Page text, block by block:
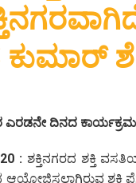
ರ ಎರಡನೇ ದಿನದ
:ಶಕ್ತಿನಗರದ ಶಕ್ತಿ
ಆಯೋಜಿಸಲಾಗಿರುವ ಶಕ್ತಿ